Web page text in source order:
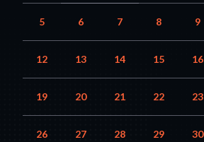
5 6 7 8 9
12 13 14 15 16
19 20 21 22 23
26 27 28 29 30